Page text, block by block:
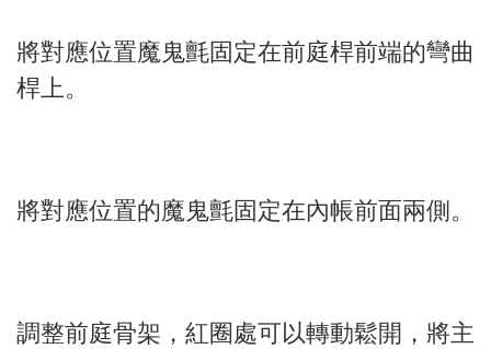
將對應位置魔鬼氈固定在前庭桿前端的彎曲
桿上。
將對應位置的魔鬼氈固定在內帳前面兩側。
調整前庭骨架，紅圈處可以轉動鬆開，將主